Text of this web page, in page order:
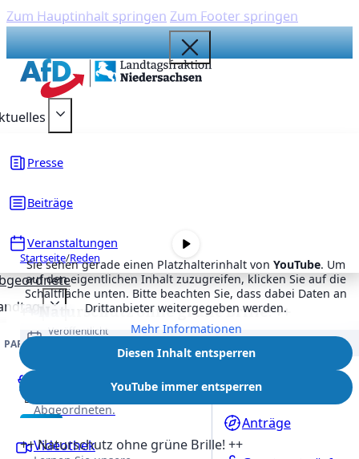
Zum Hauptinhalt springen Zum Footer springen
{acf_social_media_plattform}
{acf_social_media_plattform}
{acf_social_media_plattform}
{acf_social_media_plattform}
{acf_social_media_plattform}
Presse
Beiträge
Veranstaltungen
PARLAMENTARISCHE ARBEIT
Alle Reden unserer
Abgeordneten.
Videothek
Anfragen
Anträge
Startseite/Reden
Sie sehen gerade einen Platzhalterinhalt von YouTube. Um
auf den eigentlichen Inhalt zuzugreifen, klicken Sie auf die
Schaltfläche unten. Bitte beachten Sie, dass dabei Daten an
Drittanbieter weitergegeben werden.
Mehr Informationen
Diesen Inhalt entsperren
YouTube immer entsperren
++ Naturschutz ohne grüne Brille! ++
Veröffentlicht
5. Dezember 2023
REDE
VON
Details
Beschreibung
++ Naturschutz ohne grüne Brille! ++